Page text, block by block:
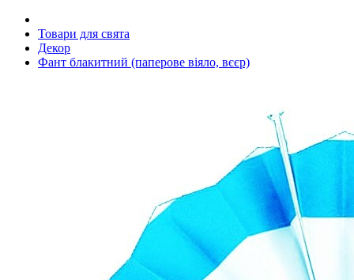
Товари для свята
Декор
Фант блакитний (паперове віяло, вєєр)